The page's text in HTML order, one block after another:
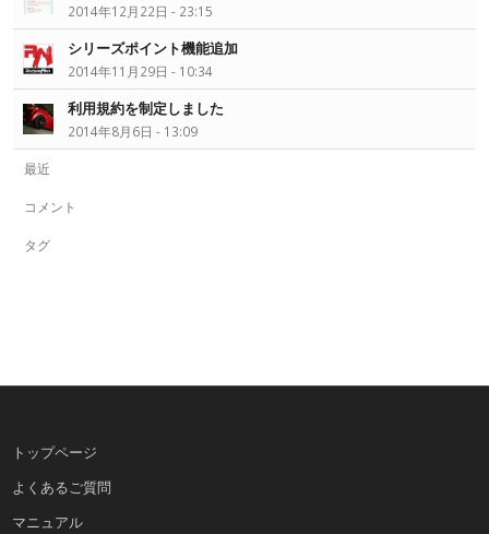
2014年12月22日 - 23:15
シリーズポイント機能追加
2014年11月29日 - 10:34
利用規約を制定しました
2014年8月6日 - 13:09
最近
コメント
タグ
トップページ
よくあるご質問
マニュアル